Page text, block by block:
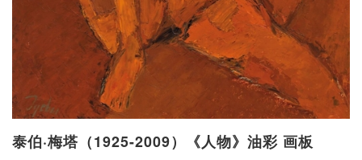
泰伯·梅塔（1925-2009）《人物》油彩 画板